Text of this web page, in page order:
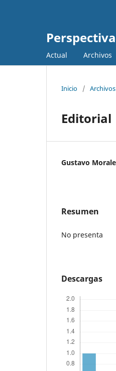
Actual Archivos
Inicio / Archivos
Editorial
Gustavo
Resumen
No presenta
Descargas